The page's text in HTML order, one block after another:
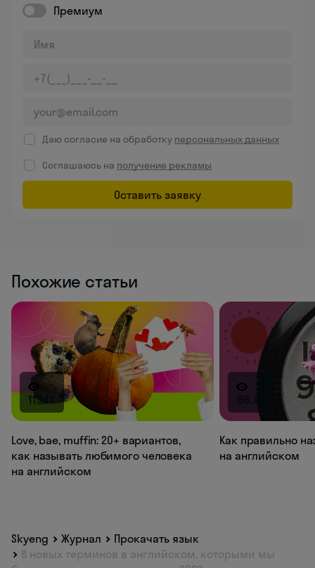
Премиум
Даю согласие на обработку персональных данных
Соглашаюсь на получение рекламы
Оставить заявку
Похожие статьи
113.1K
Love, bae, muffin: 20+ вариантов,
как называть любимого человека
на английском
98.4K
Как правильно
на английском
Skyeng Журнал
Прокачать язык
8 новых терминов в английском, которыми мы